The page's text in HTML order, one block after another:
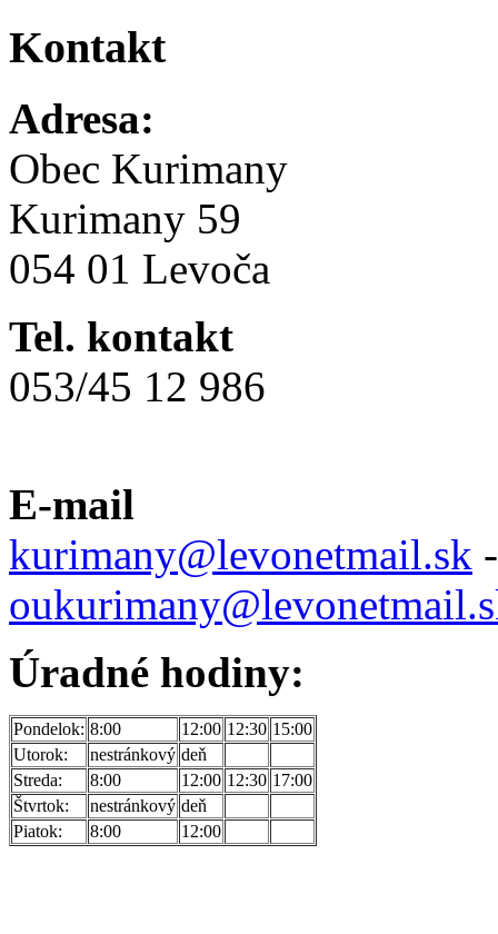
Kontakt
Adresa:
Obec Kurimany
Kurimany 59
054 01 Levoča
Tel. kontakt
053/45 12 986
E-mail
kurimany@levonetmail.sk
Úradné hodiny:
Pondelok: 8:00 12:00 12:30 15:00
Utorok:
nestránkový deň
Streda:
8:00 12:00 12:30 17:00
Štvrtok:
nestránkový deň
Piatok:
8:00 12:00